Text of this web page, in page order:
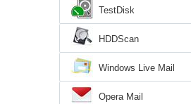
TestDisk
HDDScan
Windows Live Mail
Opera Mail